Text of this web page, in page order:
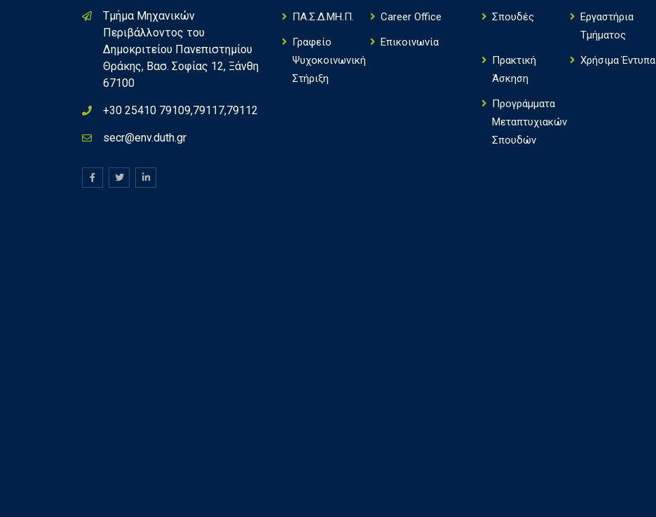
Τμήμα Μηχανικών
Περιβάλλοντος του
Δημοκριτείου Πανεπιστημίου
Θράκης, Βασ. Σοφίας 12, Ξάνθη
67100
+30 25410 79109,79117,79112
secr@env.duth.gr
ΠΑ.Σ.Δ.ΜΗ.Π.
Career Office
Γραφείο
Ψυχοκοινωνική
Στήριξη
Επικοινωνία
Σπουδές
Εργαστήρια
Τμήματος
Πρακτική
Άσκηση
Χρήσιμα Έντυπα
Πρoγράμματα
Μεταπτυχιακών
Σπουδών